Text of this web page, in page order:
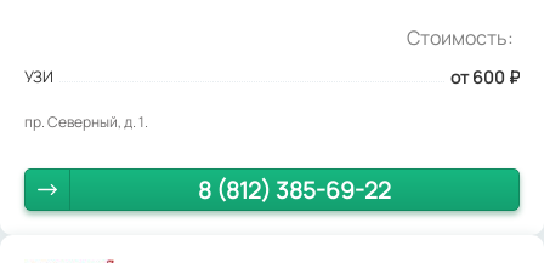
Стоимость:
УЗИ от 600 ₽
пр. Северный, д. 1.
8 (812) 385-69-22